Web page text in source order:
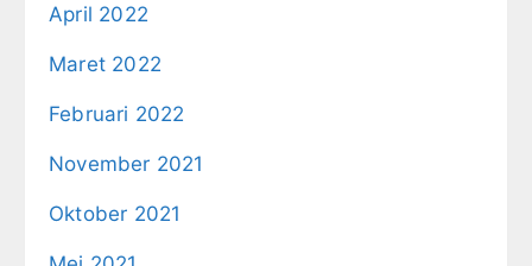
April 2022
Maret 2022
Februari 2022
November 2021
Oktober 2021